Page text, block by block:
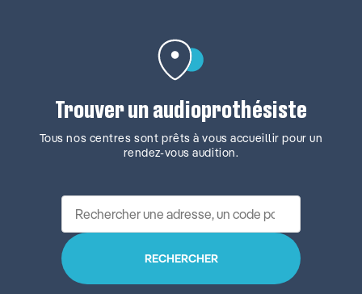
Trouver un audioprothésiste
Tous nos centres sont prêts à vous accueillir pour un
rendez-vous audition.